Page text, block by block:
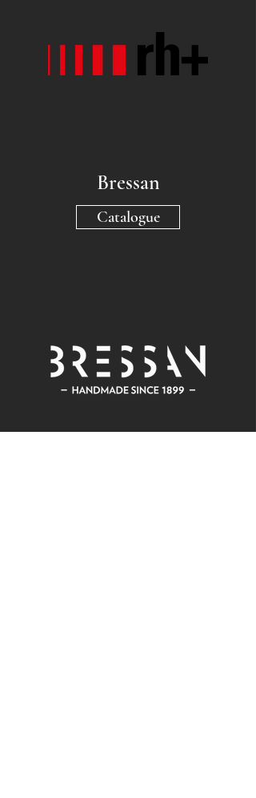
Bressan
Catalogue